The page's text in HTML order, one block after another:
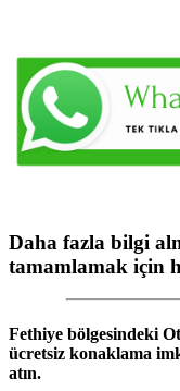
Daha fazla bilgi
tamamlamak için
Fethiye bölgesindeki
ücretsiz konaklama
atın.